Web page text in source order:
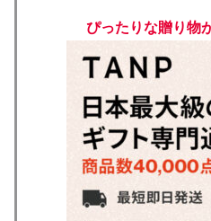
ぴったりな贈り物